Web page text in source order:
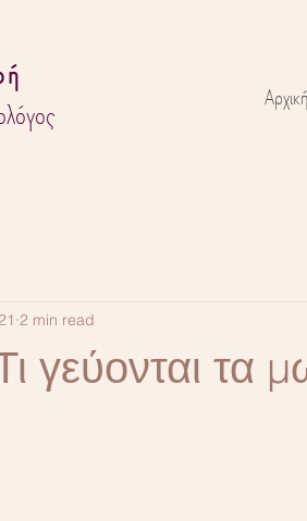
Αρχική
γεύονται τα
2 min read